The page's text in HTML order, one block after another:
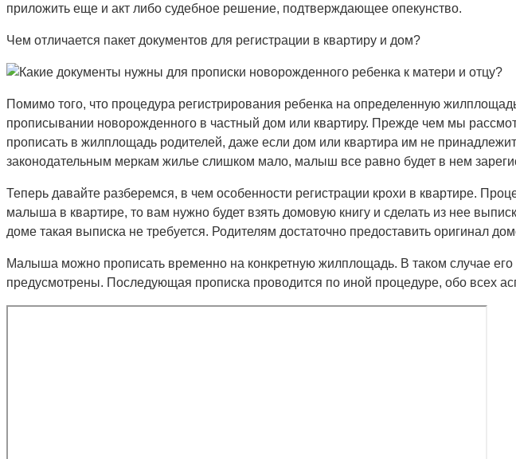
приложить еще и акт либо судебное решение, подтверждающее опекунство.
Чем отличается пакет документов для регистрации в квартиру и дом?
Помимо того, что процедура регистрирования ребенка на определенную
прописывании новорожденного в частный дом или квартиру. Прежде чем мы
прописать в жилплощадь родителей, даже если дом или квартира им не
законодательным меркам жилье слишком мало, малыш все равно будет в нем
Теперь давайте разберемся, в чем особенности регистрации крохи в квартире.
малыша в квартире, то вам нужно будет взять домовую книгу и сделать из нее
доме такая выписка не требуется. Родителям достаточно предоставить оригинал
Малыша можно прописать временно на конкретную жилплощадь. В таком случае
предусмотрены. Последующая прописка проводится по иной процедуре, обо всех